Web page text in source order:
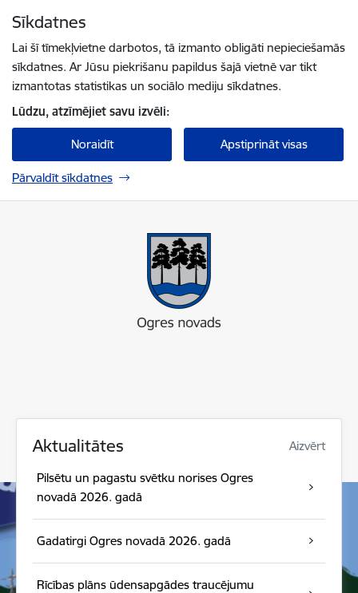
Sīkdatnes
Lai šī tīmekļvietne darbotos, tā izmanto obligāti nepieciešamās
sīkdatnes. Ar Jūsu piekrišanu papildus šajā vietnē var tikt
izmantotas statistikas un sociālo mediju sīkdatnes.
Lūdzu, atzīmējiet savu izvēli:
Noraidīt Apstiprināt visas
Pārvaldīt sīkdatnes
Aktualitātes Aizvērt
Pilsētu un pagastu svētku norises Ogres
novadā 2026. gadā
Gadatirgi Ogres novadā 2026. gadā
Rīcības plāns ūdensapgādes traucējumu